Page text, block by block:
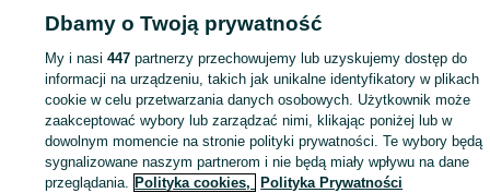
Strona główna Firma i Przemysł Maszyny i urządzenia
Sprzęt czyszczący
Zamiatarki
Zamiatarki - Wielkopolskie Zamiatarki - Lubasz
KATEGORIA
Dbamy o Twoją prywatność
My i nasi447 partnerzy przechowujemy lub uzyskujemy dostęp do
informacji na urządzeniu, takich jak unikalne identyfikatory w plikach
cookie w celu przetwarzania danych osobowych. Użytkownik może
zaakceptować wybory lub zarządzać nimi, klikając poniżej lub w
dowolnym momencie na stronie polityki prywatności. Te wybory będą
sygnalizowane naszym partnerom i nie będą miały wpływu na dane
przeglądania. Polityka cookies, Polityka Prywatności